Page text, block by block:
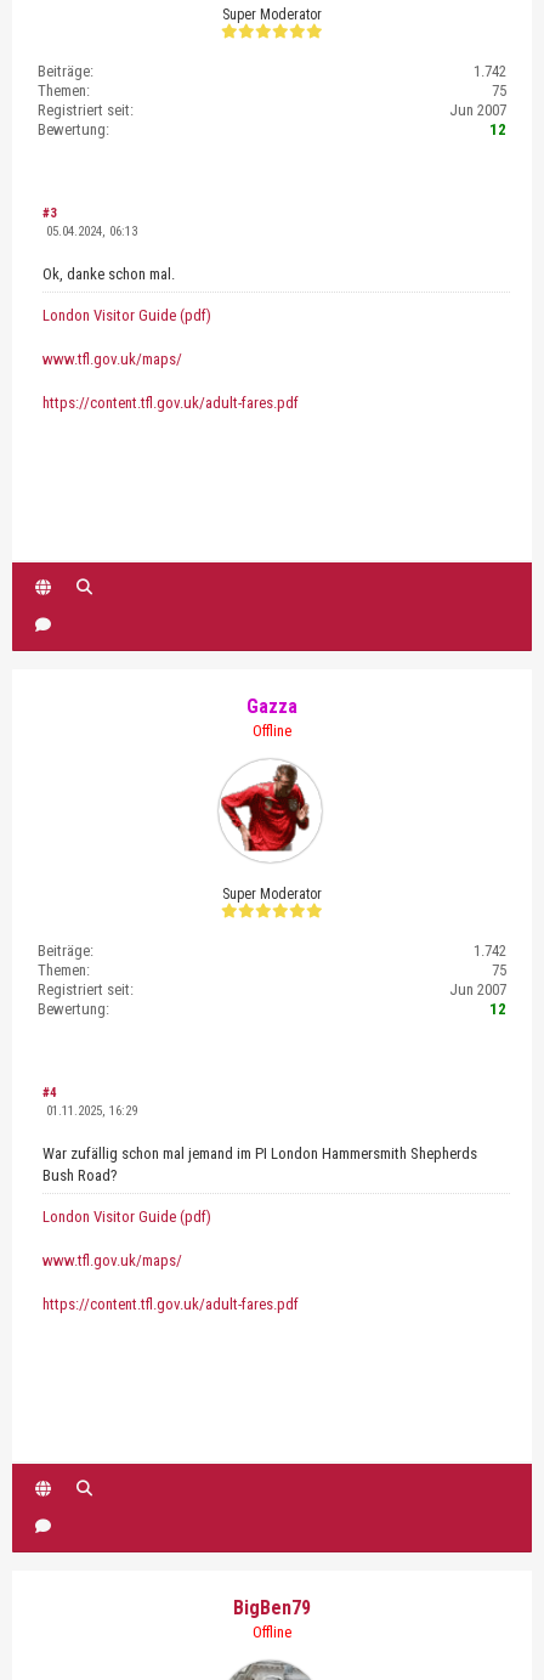
Super Moderator
Beiträge:
1.742
Themen:
75
Registriert seit:
Jun 2007
Bewertung:
12
#3
05.04.2024, 06:13
Ok, danke schon mal.
London Visitor Guide (pdf)
www.tfl.gov.uk/maps/
https://content.tfl.gov.uk/adult-fares.pdf
Gazza
Offline
Super Moderator
Beiträge:
1.742
Themen:
75
Registriert seit:
Jun 2007
Bewertung:
12
#4
01.11.2025, 16:29
War zufällig schon mal jemand im PI London Hammersmith Shepherds
Bush Road?
London Visitor Guide (pdf)
www.tfl.gov.uk/maps/
https://content.tfl.gov.uk/adult-fares.pdf
BigBen79
Offline